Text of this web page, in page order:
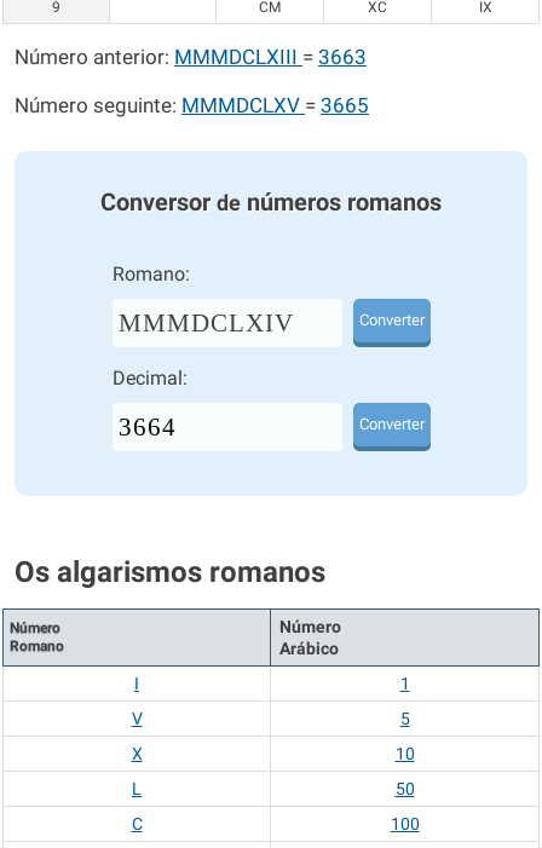
9
CM XC IX
Número anterior: MMMDCLXIII = 3663
Número seguinte: MMMDCLXV = 3665
Conversor de números romanos
Romano:
MMMDCLXIV Converter
Decimal:
Converter
Os algarismos romanos
Número
Romano
Número
Arábico
I
1
V
5
X
10
L
50
C
100